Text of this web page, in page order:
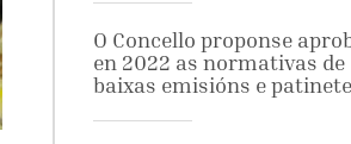
O Concello proponse
en 2022 as normativas de
baixas emisións e